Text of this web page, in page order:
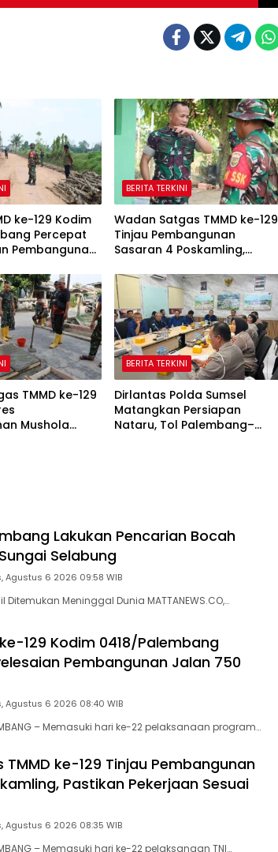
ke-129 Kodim
Percepat
Pembangunan
BERITA TERKINI
Wadan Satgas TMMD ke-129
Tinjau Pembangunan
Sasaran 4 Poskamling,
Perencanaan
TMMD ke-129
Mushola
BERITA TERKINI
Dirlantas Polda Sumsel
Matangkan Persiapan
Nataru, Tol Palembang–
Lakukan Pencarian Bocah
Selabung
Agustus 6 2026 09:58 WIB
Ditemukan Meninggal Dunia MATTANEWS.CO,…
129 Kodim 0418/Palembang
Pembangunan Jalan 750
Agustus 6 2026 08:40 WIB
– Memasuki hari ke-22 pelaksanaan program…
ke-129 Tinjau Pembangunan
Pastikan Pekerjaan Sesuai
Agustus 6 2026 08:35 WIB
– Memasuki hari ke-22 pelaksanaan TNI…